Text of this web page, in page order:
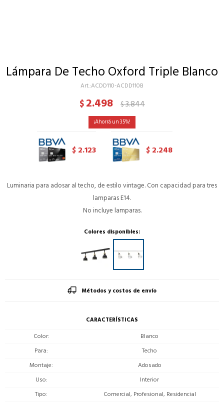
Lámpara De Techo Oxford Triple Blanco
ACDD110-ACDD110B
$2.498 $3.844
35
$ 2.123 $ 2.248
Luminaria para adosar al techo, de estilo vintage. Con capacidad para tres
lamparas E14.
No incluye lamparas.
Colores disponibles:
Métodos y costos de envío
CARACTERÍSTICAS
Color
Blanco
Para
Techo
Montaje
Adosado
Uso
Interior
Tipo
Comercial, Profesional, Residencial